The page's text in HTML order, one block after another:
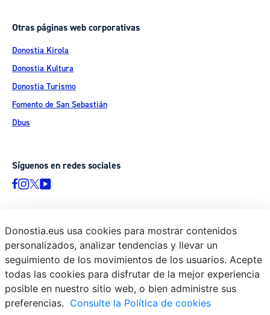
Otras páginas web corporativas
Donostia Kirola
Donostia Kultura
Donostia Turismo
Fomento de San Sebastián
Dbus
Síguenos en redes sociales
© Donostiako Udala - Ayuntamiento de Donostia / San Sebastián
Ijentea 1, 20003 Donostia / San Sebastián
Aviso legal
Política de privacidad
Política de cookies
Donostia.eus usa cookies para mostrar contenidos
personalizados, analizar tendencias y llevar un
seguimiento de los movimientos de los usuarios. Acepte
todas las cookies para disfrutar de la mejor experiencia
posible en nuestro sitio web, o bien administre sus
preferencias. Consulte la Política de cookies